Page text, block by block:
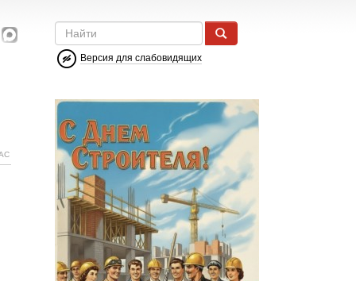
Версия для слабовидящих